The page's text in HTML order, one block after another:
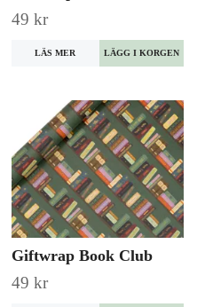
49 kr
LÄS MER
Giftwrap Book Club
49 kr